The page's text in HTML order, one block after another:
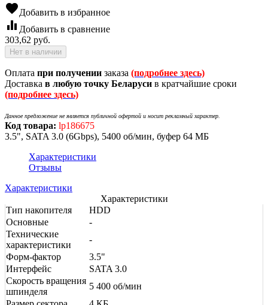
favoriteДобавить в избранное
equalizer Добавить в сравнение
303,62 руб.
Нет в наличии
Оплата при получении заказа (подробнее здесь)
Доставка в любую точку Беларуси в кратчайшие сроки
(подробнее здесь)
Данное предложение не является публичной офертой и носит рекламный характер.
Код товара: lp186675
3.5", SATA 3.0 (6Gbps), 5400 об/мин, буфер 64 МБ
Характеристики
Отзывы
Характеристики
Характеристики
Тип накопителя
HDD
Основные
-
Технические
характеристики
-
Форм-фактор
3.5"
Интерфейс
SATA 3.0
Скорость вращения
шпинделя
5 400 об/мин